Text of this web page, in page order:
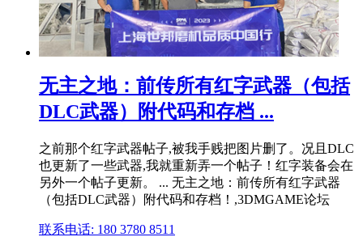
无主之地：前传所有红字武器（包括
DLC武器）附代码和存档 ...
之前那个红字武器帖子,被我手贱把图片删了。况且DLC
也更新了一些武器,我就重新弄一个帖子！红字装备会在
另外一个帖子更新。 ... 无主之地：前传所有红字武器
（包括DLC武器）附代码和存档！,3DMGAME论坛
联系电话: 180 3780 8511